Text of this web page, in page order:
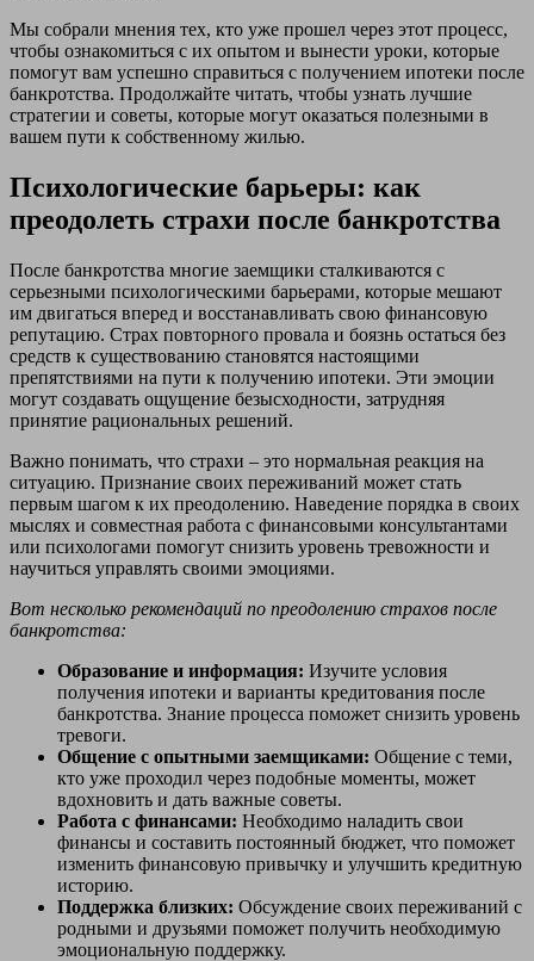
Мы собрали мнения тех, кто уже прошел через этот процесс,
чтобы ознакомиться с их опытом и вынести уроки, которые
помогут вам успешно справиться с получением ипотеки после
банкротства. Продолжайте читать, чтобы узнать лучшие
стратегии и советы, которые могут оказаться полезными в
вашем пути к собственному жилью.
Психологические барьеры: как
преодолеть страхи после банкротства
После банкротства многие заемщики сталкиваются с
серьезными психологическими барьерами, которые мешают
им двигаться вперед и восстанавливать свою финансовую
репутацию. Страх повторного провала и боязнь остаться без
средств к существованию становятся настоящими
препятствиями на пути к получению ипотеки. Эти эмоции
могут создавать ощущение безысходности, затрудняя
принятие рациональных решений.
Важно понимать, что страхи – это нормальная реакция на
ситуацию. Признание своих переживаний может стать
первым шагом к их преодолению. Наведение порядка в своих
мыслях и совместная работа с финансовыми консультантами
или психологами помогут снизить уровень тревожности и
научиться управлять своими эмоциями.
Вот несколько рекомендаций по преодолению страхов после
банкротства:
Образование и информация: Изучите условия
получения ипотеки и варианты кредитования после
банкротства. Знание процесса поможет снизить уровень
тревоги.
Общение с опытными заемщиками: Общение с теми,
кто уже проходил через подобные моменты, может
вдохновить и дать важные советы.
Работа с финансами: Необходимо наладить свои
финансы и составить постоянный бюджет, что поможет
изменить финансовую привычку и улучшить кредитную
историю.
Поддержка близких: Обсуждение своих переживаний с
родными и друзьями поможет получить необходимую
эмоциональную поддержку.